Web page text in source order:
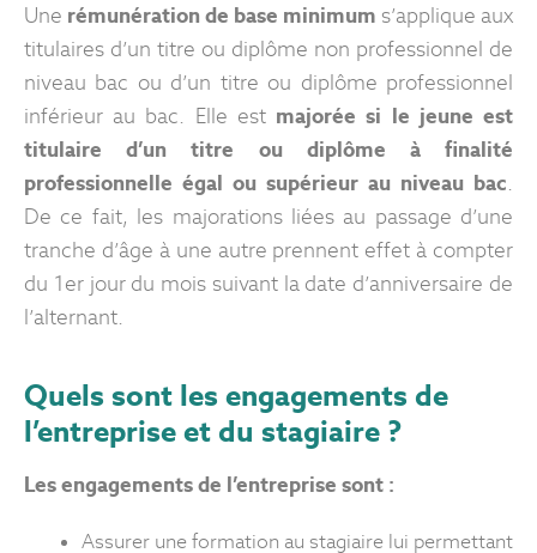
Une rémunération de base minimum s’applique aux
titulaires d’un titre ou diplôme non professionnel de
niveau bac ou d’un titre ou diplôme professionnel
inférieur au bac. Elle est majorée si le jeune est
titulaire d’un titre ou diplôme à finalité
professionnelle égal ou supérieur au niveau bac.
De ce fait, les majorations liées au passage d’une
tranche d’âge à une autre prennent effet à compter
du 1erjour du mois suivant la date d’anniversaire de
l’alternant.
Quels sont les engagements de
l’entreprise et du stagiaire ?
Les engagements de l’entreprise sont :
Assurer une formation au stagiaire lui permettant